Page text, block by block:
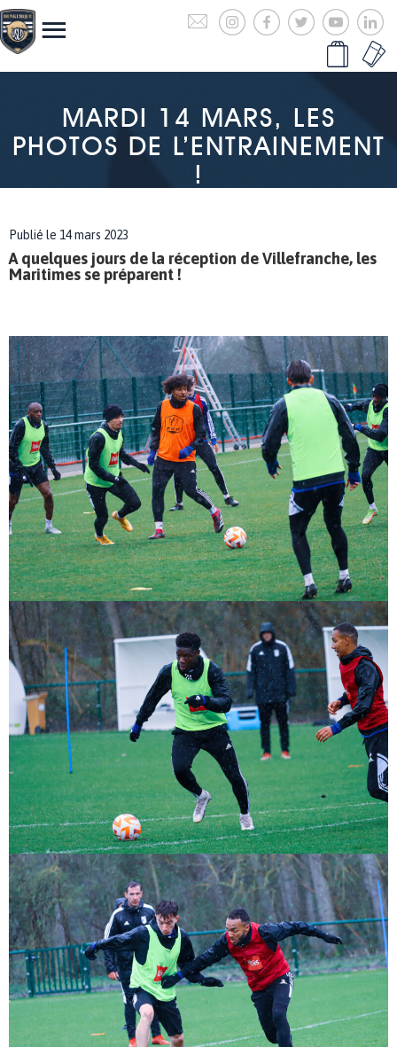
MARDI 14 MARS, LES
PHOTOS DE L’ENTRAINEMENT
!
Publié le 14 mars 2023
A quelques jours de la réception de Villefranche, les
Maritimes se préparent !